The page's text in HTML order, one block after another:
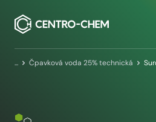
Domovská stránka
Čpavková voda 25% technická